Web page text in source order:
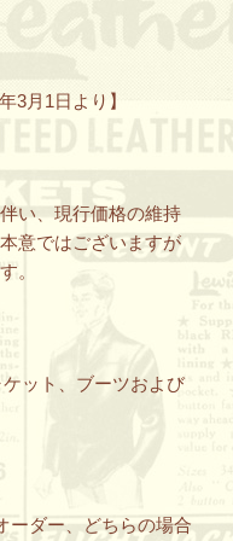
3月1日より】
い、現行価格の維持
意ではございますが
。
ット、ブーツおよび
ーダー、どちらの場合